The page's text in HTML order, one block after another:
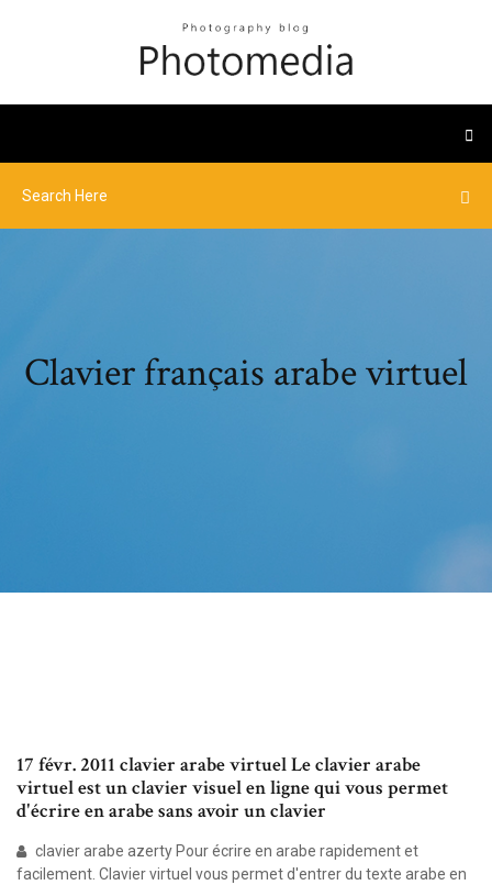
Clavier français arabe virtuel
17 févr. 2011 clavier arabe virtuel Le clavier arabe
virtuel est un clavier visuel en ligne qui vous permet
d'écrire en arabe sans avoir un clavier
clavier arabe azerty Pour écrire en arabe rapidement et
facilement. Clavier virtuel vous permet d'entrer du texte arabe en